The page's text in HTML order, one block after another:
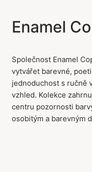
Enamel
Společnost Enamel
vytvářet barevné,
jednoduchost s ručně
vzhled. Kolekce
centru pozornosti
osobitým a barevným